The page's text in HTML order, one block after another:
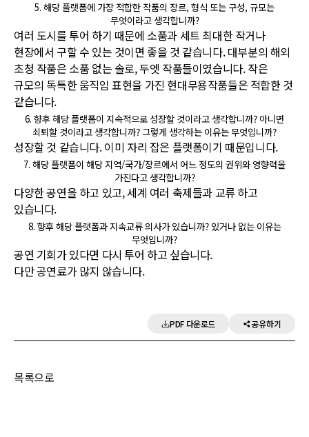
5.
무엇이라고 생각합니까?
여러 도시를 투어 하기 때문에 소품과 세트 최대한 작거나
현장에서 구할 수 있는 것이면 좋을 것 같습니다. 대부분의 해외
초청 작품은 소품 없는 솔로, 두엣 작품들이였습니다. 작은
규모의 독특한 움직임 표현을 가진 현대무용작품들은 적합한 것
같습니다.
6.
쇠퇴할 것이라고 생각합니까? 그렇게 생각하는 이유는 무엇입니까?
성장할 것 같습니다. 이미 자리 잡은 플랫폼이기 때문입니다.
7.
가진다고 생각합니까?
다양한 공연을 하고 있고, 세계 여러 축제들과 교류 하고
있습니다.
8.
무엇입니까?
공연 기회가 있다면 다시 투어 하고 싶습니다.
다만 공연료가 많지 않습니다.
PDF 다운로드 공유하기
목록으로